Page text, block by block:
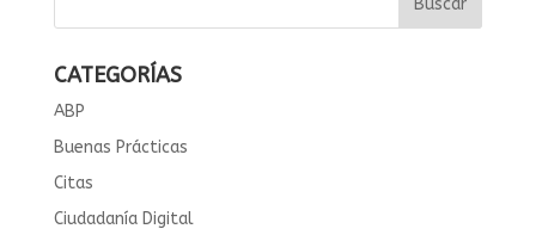
CATEGORÍAS
ABP
Buenas Prácticas
Citas
Ciudadanía Digital